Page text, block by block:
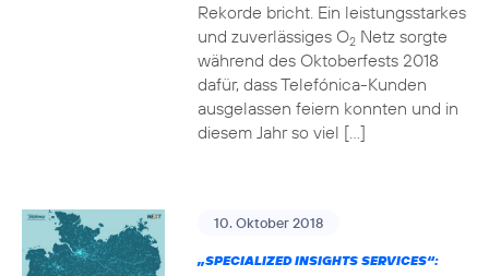
Rekorde bricht. Ein leistungsstarkes
und zuverlässiges O2Netz sorgte
während des Oktoberfests 2018
dafür, dass Telefónica-Kunden
ausgelassen feiern konnten und in
diesem Jahr so viel […]
10. Oktober 2018
„SPECIALIZED INSIGHTS SERVICES“: